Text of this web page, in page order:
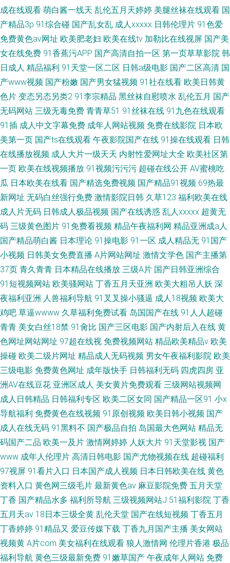
成在线观看 萌白酱一线天 乱伦五月天婷婷 美腿丝袜在线观看 国
产精品3p 91综合碰 国产乱女乱 成人xxxxx 日韩伦理片 91色爱
免费黄色av网址 欧美肥老妇 欧美在线tv 加勒比在线视屏 国产美
女在线免费 91香蕉污APP 国产高清自拍一区 第一页草草影院 韩
日成人 精品福利 91天堂一区二区 日韩a级电影 国产二区高清 国
产www视频 国产粉嫩 国产男女猛视频 91社在线看 欧美日韩黄
色片 变态另态另类2 91李宗精品 黑丝袜自慰喷水 乱伦五月 国产
无码网站 三级无毒免费 青青草51 91丝袜在线 91九色在线观看
91插 成人中文字幕免费 成年人网站视频 免费在线影院 日本欧
美第一页 国产ts在线观看 午夜影院国产在线 91操在线观看 日韩
在线播放视频 成人大片一级天天 内射性爱网址大全 欧美社区第
一页 欧美在线视频播放 91视频污污污 超碰在线公开 AV蜜桃吃
瓜 日本欧美在线看 国产精选免费视频 国产精品91视频 69热最
新网址 无码白丝强行免费 激情影院日韩 久草123 福利欧美在线
成人片无码 日韩成人极品视频 国产在线诱惑 乱人xxxxx 超黄无
码 三级黄色图片 91免费看视频 精品午夜福利网 精品亚洲成a人
国产精品萌白酱 日本理论 91操电影 91一区 成人精品无 91国产
小视频 日韩美女免费直播 A片网站网址 激情文学色 国产主播第
37页 青久青青 日本精品在线播放 三级A片 国产日韩亚洲综合
91短视频网站 欧美骚网站 丁香五月天亚洲 欧美大粗吊人妖 深
夜福利亚洲 人兽福利导航 91叉叉操小骚逼 成人18视频 欧美大
鸡吧 草逼wwww 久草福利免费试看 岛国国产在线 91人人超碰
青青 美女白丝18禁 91肏比 国产三区电影 国产内射后入在线 黄
色网址网站网址 97超在线视 免费视频网站 精品欧美精品v 欧美
操碰 欧美二级片网址 精品成人无码视频 男女午夜福利影院 欧美
三级电影 免费黄色网址 成年版快手 日韩福利无码 四虎四房 亚
洲AV在线豆花 亚洲区成人 美女黄片免费观看 三级网站视频网
成人日韩精品 日韩福利专区 欧美二区女同 国产精品一区91 小x
导航福利 免费黄色在线视频 91原创视频 欧美日韩小视频 国产
成人在线无码 91黑料不 国产极品自拍 岛国最大色网站 精品无
码国产二品 欧美一及片 激情网婷婷 人妖大片 91天堂影视 国产
www 成年人伦理片 高清日韩电影 国产尤物视频在线 超碰福利
97视屏 91看片入口 日本国产成人视频 日本日韩欧美在线 黄色
资料入口 黄色网三级毛片 最新黄色av 麻豆影院免费 五月天堂
丁香 国产精品水多 福利所导航 三级视频网站J 51福利影院 丁香
五月天av 18日本三级全黄 乱伦天堂 国产在线短视频 丁香五月
丁香婷婷 91精品又 爱豆传媒下载 丁香九月国产主播 美女网站
视频黄 A片com 美女福利在线观看 狼人激情网 伦理片香港 极品
福利导航 黄色三级最新免费 91嫩草国产 午夜成年人网站 免费